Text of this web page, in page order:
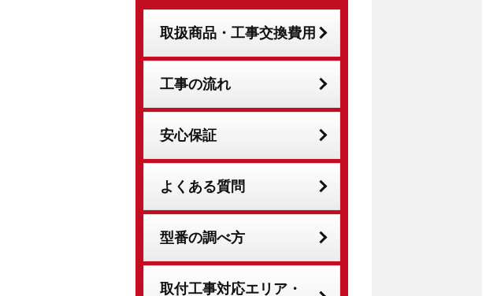
取扱商品・工事交換費用
工事の流れ
安心保証
よくある質問
型番の調べ方
取付工事対応エリア・